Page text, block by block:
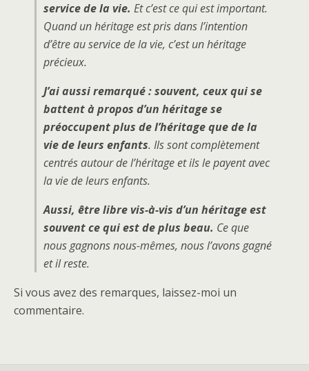
service de la vie. Et c’est ce qui est important.
Quand un héritage est pris dans l’intention
d’être au service de la vie, c’est un héritage
précieux.
J’ai aussi remarqué : souvent, ceux qui se
battent à propos d’un héritage se
préoccupent plus de l’héritage que de la
vie de leurs enfants. Ils sont complètement
centrés autour de l’héritage et ils le payent avec
la vie de leurs enfants.
Aussi, être libre vis-à-vis d’un héritage est
souvent ce qui est de plus beau. Ce que
nous gagnons nous-mêmes, nous l’avons gagné
et il reste.
Si vous avez des remarques, laissez-moi un
commentaire.